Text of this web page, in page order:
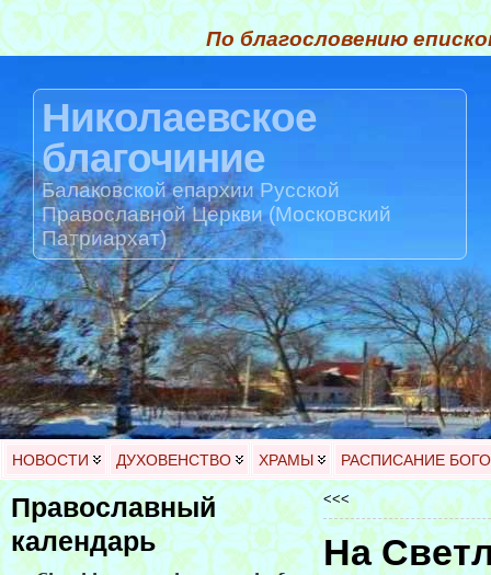
По благословению
Николаевское
благочиние
Балаковской епархии Русской
Православной Церкви (Московский
Патриархат)
НОВОСТИ ДУХОВЕНСТВО ХРАМЫ РАСПИСАНИЕ
Православный
календарь
<<<
На